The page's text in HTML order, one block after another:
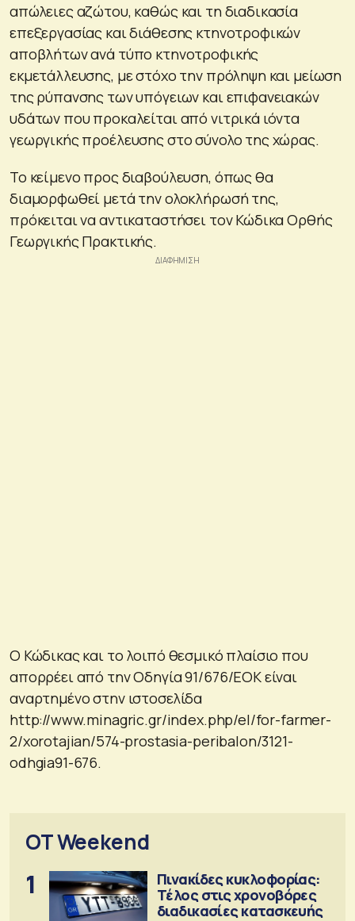
απώλειες αζώτου, καθώς και τη διαδικασία
επεξεργασίας και διάθεσης κτηνοτροφικών
αποβλήτων ανά τύπο κτηνοτροφικής
εκμετάλλευσης, με στόχο την πρόληψη και μείωση
της ρύπανσης των υπόγειων και επιφανειακών
υδάτων που προκαλείται από νιτρικά ιόντα
γεωργικής προέλευσης στο σύνολο της χώρας.
Το κείμενο προς διαβούλευση, όπως θα
διαμορφωθεί μετά την ολοκλήρωσή της,
πρόκειται να αντικαταστήσει τον Κώδικα Ορθής
Γεωργικής Πρακτικής.
Ο Κώδικας και το λοιπό θεσμικό πλαίσιο που
απορρέει από την Οδηγία 91/676/ΕΟΚ είναι
αναρτημένο στην ιστοσελίδα
http://www.minagric.gr/index.php/el/for-farmer-
2/xorotajian/574-prostasia-peribalon/3121-
odhgia91-676.
OT Weekend
1
Πινακίδες κυκλοφορίας:
Τέλος στις χρονοβόρες
διαδικασίες κατασκευής